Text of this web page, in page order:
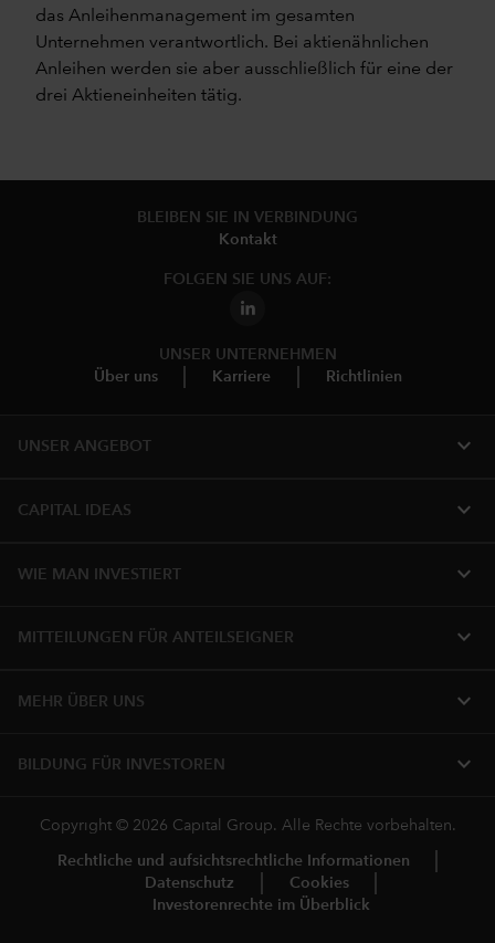
das Anleihenmanagement im gesamten
Unternehmen verantwortlich. Bei aktienähnlichen
Anleihen werden sie aber ausschließlich für eine der
drei Aktieneinheiten tätig.
BLEIBEN SIE IN VERBINDUNG
Kontakt
FOLGEN SIE UNS AUF:
UNSER UNTERNEHMEN
Über uns
Karriere Richtlinien
UNSER ANGEBOT expand_more
CAPITAL IDEAS expand_more
WIE MAN INVESTIERT expand_more
MITTEILUNGEN FÜR ANTEILSEIGNER expand_more
MEHR ÜBER UNS expand_more
BILDUNG FÜR INVESTOREN expand_more
Copyright © 2026 Capital Group. Alle Rechte vorbehalten.
Rechtliche und aufsichtsrechtliche Informationen
Datenschutz
Cookies
Investorenrechte im Überblick